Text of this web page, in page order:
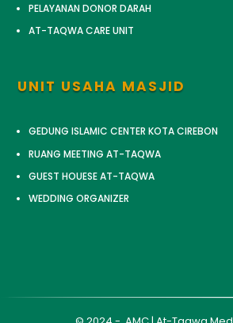
PELAYANAN DONOR DARAH
AT-TAQWA CARE UNIT
UNIT USAHA MASJID
GEDUNG ISLAMIC CENTER KOTA CIREBON
RUANG MEETING AT-TAQWA
GUEST HOUESE AT-TAQWA
WEDDING ORGANIZER